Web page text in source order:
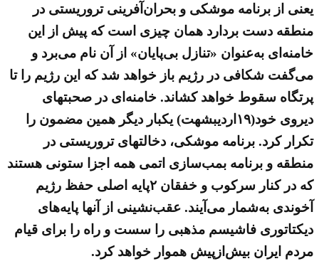
یعنی از برنامه موشکی و بحران‌آفرینی تروریستی در
منطقه دست بردارد همان چیزی است که پیش از این
خامنه‌ای به‌عنوان «تنازل بی‌پایان» از آن نام می‌برد و
می‌گفت شکافی در رژیم باز خواهد شد که این رژیم را تا
پرتگاه سقوط خواهد کشاند. خامنه‌ای در صحبتهای
دیروی خود(۱۹اردیبشهت) یکبار دیگر همین مضمون را
تکرار کرد. برنامه موشکی، دخالتهای تروریستی در
منطقه و برنامه بمب‌سازی اتمی همه اجزا ستونی هستند
که در کنار سرکوب و خفقان ۲پایه اصلی حفظ رژیم
آخوندی به‌شمار می‌آیند. عقب‌نشینی از آنها پایه‌های
دیکتاتوری فاشیسم مذهبی را سست و راه را برای قیام
مردم ایران بیش‌از‌پیش هموار خواهد کرد.